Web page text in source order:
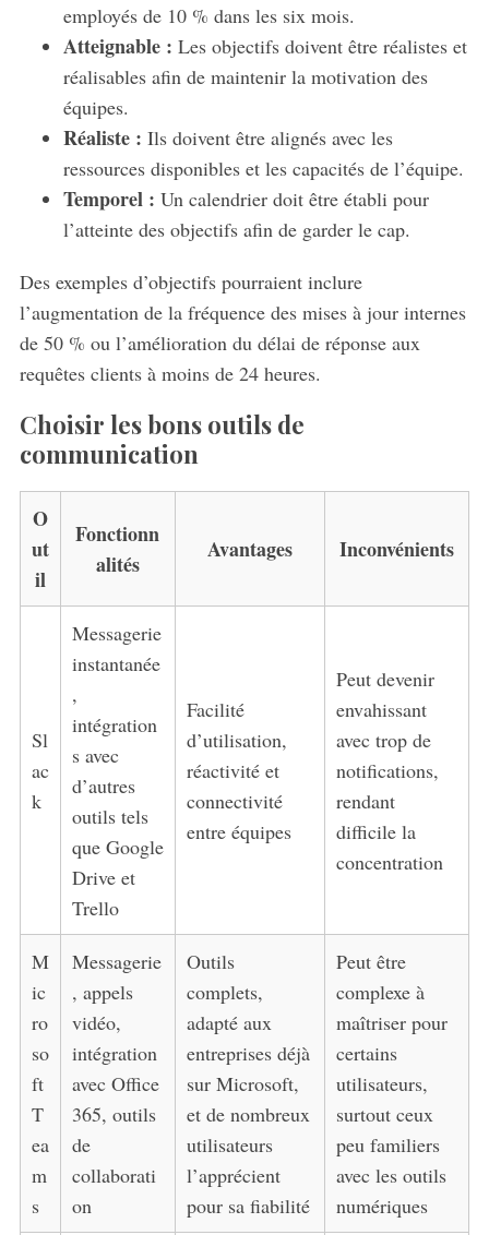
employés de 10 % dans les six mois.
Atteignable : Les objectifs doivent être réalistes et
réalisables afin de maintenir la motivation des
équipes.
Réaliste : Ils doivent être alignés avec les
ressources disponibles et les capacités de l’équipe.
Temporel : Un calendrier doit être établi pour
l’atteinte des objectifs afin de garder le cap.
Des exemples d’objectifs pourraient inclure
l’augmentation de la fréquence des mises à jour internes
de 50 % ou l’amélioration du délai de réponse aux
requêtes clients à moins de 24 heures.
Choisir les bons outils de
communication
O
ut
il
Fonctionn
alités
Avantages Inconvénients
Sl
ac
k
Messagerie
instantanée
,
intégration
s avec
d’autres
outils tels
que Google
Drive et
Trello
Facilité
d’utilisation,
réactivité et
connectivité
entre équipes
Peut devenir
envahissant
avec trop de
notifications,
rendant
difficile la
concentration
M
ic
ro
so
ft
T
ea
m
s
Messagerie
, appels
vidéo,
intégration
avec Office
365, outils
de
collaborati
on
Outils
complets,
adapté aux
entreprises déjà
sur Microsoft,
et de nombreux
utilisateurs
l’apprécient
pour sa fiabilité
Peut être
complexe à
maîtriser pour
certains
utilisateurs,
surtout ceux
peu familiers
avec les outils
numériques